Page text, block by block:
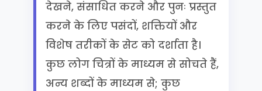
देखने, संसाधित करने और पुनः प्रस्तुत
करने के लिए पसंदों, शक्तियों और
विशेष तरीकों के सेट को दर्शाता है।
कुछ लोग चित्रों के माध्यम से सोचते हैं,
अन्य शब्दों के माध्यम से; कुछ